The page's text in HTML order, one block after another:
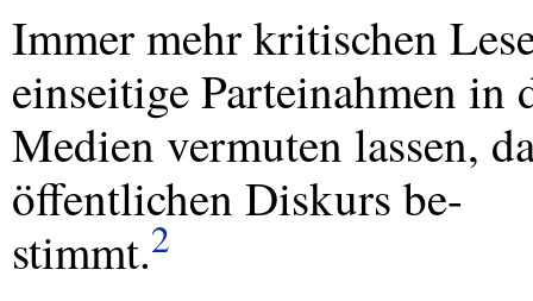
Immer mehr kritischen
einseitige Parteinahmen in
Medien vermuten lassen,
öffentlichen Diskurs be-
stimmt.2